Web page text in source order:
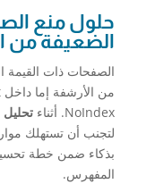
حلول منع
الضعيفة من
الصفحات ذات القيمة
NoIndex. أثناء
لتجنب أن تستهلك
بذكاء ضمن خطة
المفهرس.